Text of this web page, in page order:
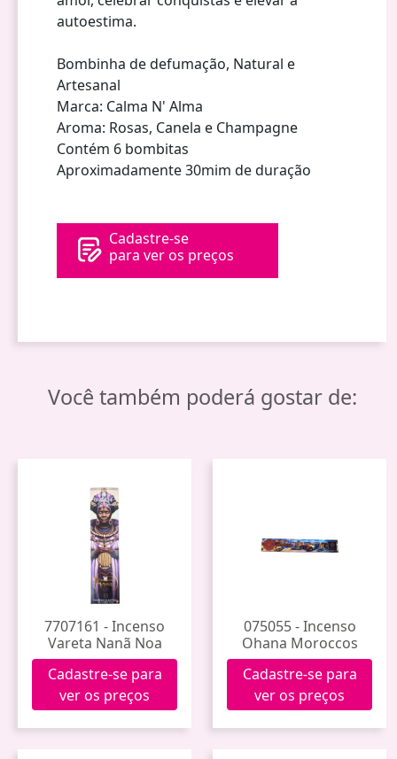
autoestima.
Bombinha de defumação, Natural e
Artesanal
Marca: Calma N' Alma
Aroma: Rosas, Canela e Champagne
Contém 6 bombitas
Aproximadamente 30mim de duração
Cadastre-se
para ver os preços
Você também poderá gostar de:
7707161 - Incenso
Vareta Nanã Noa
Cadastre-se para
ver os preços
075055 - Incenso
Ohana Moroccos
Cadastre-se para
ver os preços